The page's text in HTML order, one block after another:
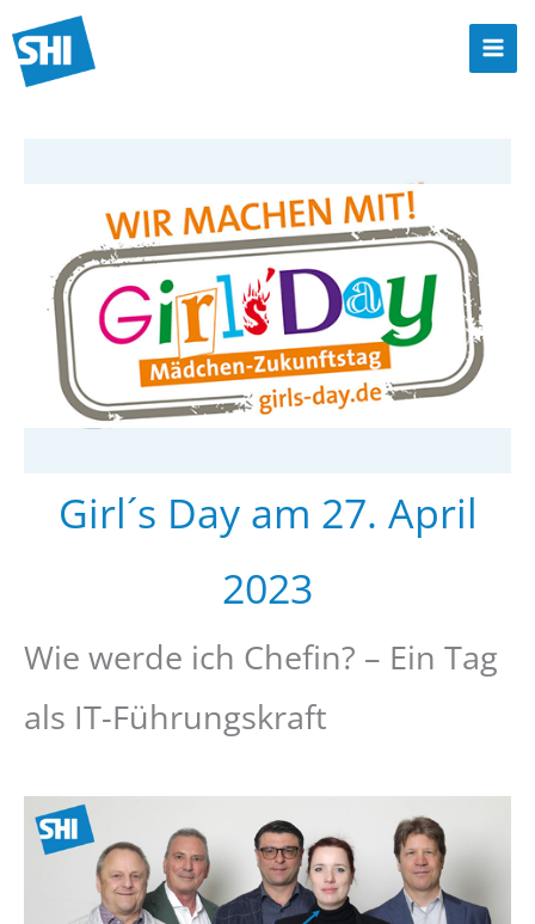
Inhalt
springen
Girl´s Day am 27. April
2023
Wie werde ich Chefin? – Ein Tag
als IT-Führungskraft